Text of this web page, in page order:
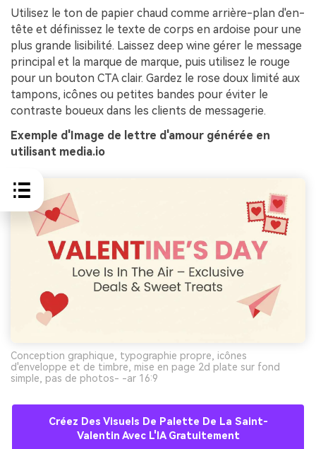
Utilisez le ton de papier chaud comme arrière-plan d'en-
tête et définissez le texte de corps en ardoise pour une
plus grande lisibilité. Laissez deep wine gérer le message
principal et la marque de marque, puis utilisez le rouge
pour un bouton CTA clair. Gardez le rose doux limité aux
tampons, icônes ou petites bandes pour éviter le
contraste boueux dans les clients de messagerie.
Exemple d'Image de lettre d'amour générée en
utilisant media.io
Conception graphique, typographie propre, icônes
d'enveloppe et de timbre, mise en page 2d plate sur fond
simple, pas de photos- -ar 16:9
Créez Des Visuels De Palette De La Saint-
Valentin Avec L'IA Gratuitement